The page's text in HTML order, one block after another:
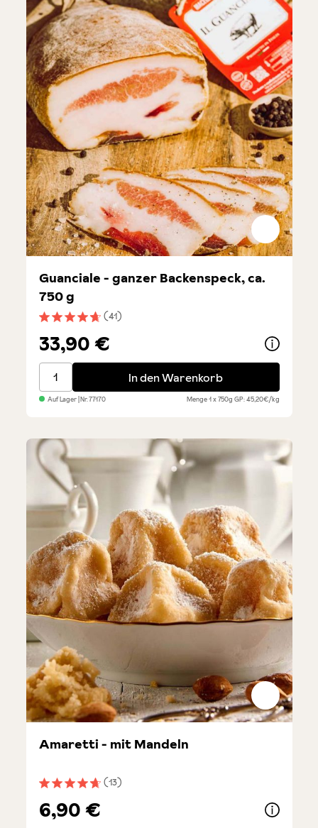
Durchschnittliche Bewertung von 4.8 von 5 Sternen
(41)
Guanciale - ganzer Backenspeck, ca.
750 g
33,90 €
Guanciale - ganzer Backenspeck, ca. 750 g
In den Warenkorb
Auf Lager| Nr.77170 Menge1 x 750gGP: 45,20€/kg
Durchschnittliche Bewertung von 4.6 von 5 Sternen
(13)
Amaretti - mit Mandeln
6,90 €